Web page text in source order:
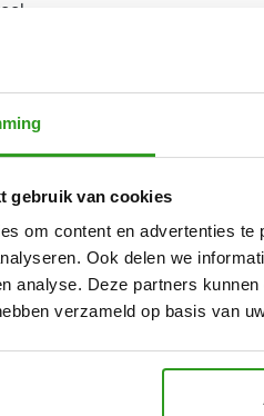
gebruik van cookies
om content en advertenties
Ook delen we
analyse. Deze partners
verzameld op basis van
Laat het ons weten via